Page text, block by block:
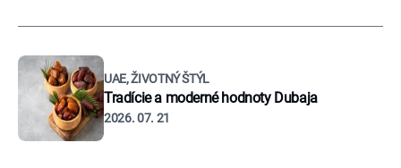
UAE, ŽIVOTNÝ ŠTÝL
Tradície a moderné hodnoty Dubaja
2026. 07. 21